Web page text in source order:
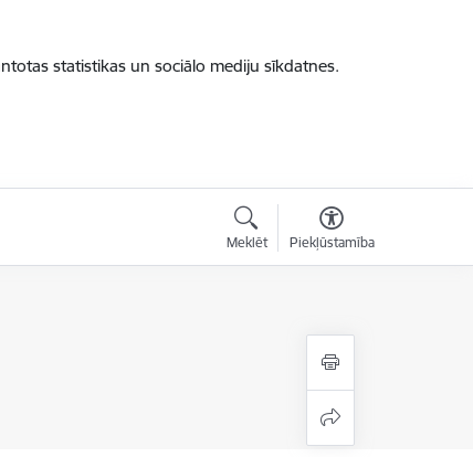
statistikas un sociālo mediju sīkdatnes.
Meklēt Piekļūstamība